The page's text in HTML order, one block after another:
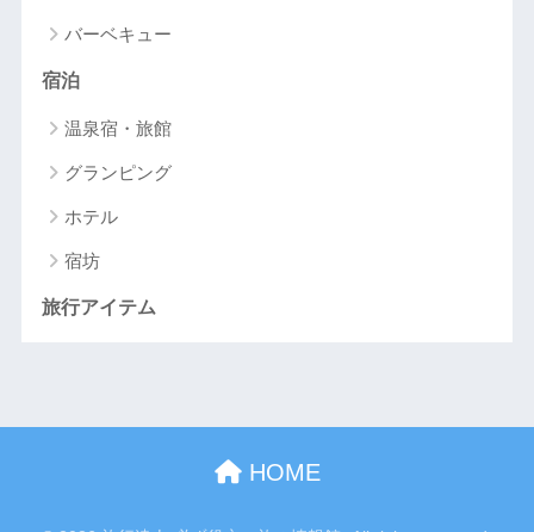
バーベキュー
宿泊
温泉宿・旅館
グランピング
ホテル
宿坊
旅行アイテム
HOME